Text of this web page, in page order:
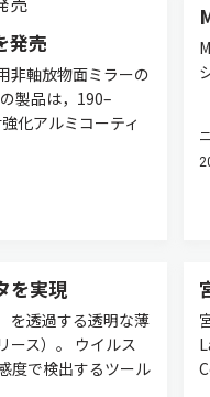
発売
非軸放物面ミラーの
製品は，190–
化アルミコーティ
を実現
を透過する透明な薄
ース）。 ウイルス
度で検出するツール